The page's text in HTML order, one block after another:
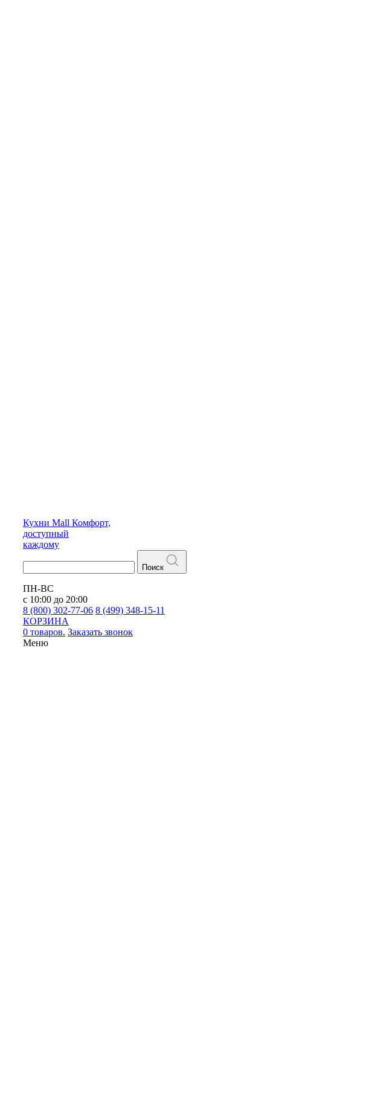
Кухни Mall Комфорт,
доступный
каждому
Поиск
ПН-ВС
с 10:00 до 20:00
8 (800) 302-77-06 8 (499) 348-15-11
КОРЗИНА
0 товаров. Заказать звонок
Меню